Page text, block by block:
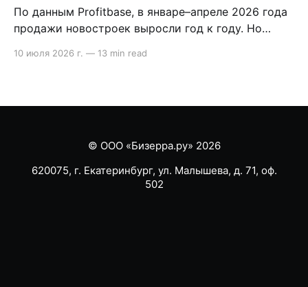
По данным Profitbase, в январе–апреле 2026 года
продажи новостроек выросли год к году. Но
меньше, сделка стала длиннее, а главный риск
девелопера. Содержание * Методология кратко:
10 июля 2026 г. — 13 min read
© ООО «Бизерра.ру» 2026
620075, г. Екатеринбург, ул. Малышева, д. 71, оф.
502